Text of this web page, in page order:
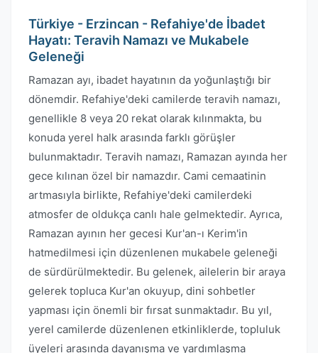
Türkiye - Erzincan - Refahiye'de İbadet
Hayatı: Teravih Namazı ve Mukabele
Geleneği
Ramazan ayı, ibadet hayatının da yoğunlaştığı bir
dönemdir. Refahiye'deki camilerde teravih namazı,
genellikle 8 veya 20 rekat olarak kılınmakta, bu
konuda yerel halk arasında farklı görüşler
bulunmaktadır. Teravih namazı, Ramazan ayında her
gece kılınan özel bir namazdır. Cami cemaatinin
artmasıyla birlikte, Refahiye'deki camilerdeki
atmosfer de oldukça canlı hale gelmektedir. Ayrıca,
Ramazan ayının her gecesi Kur'an-ı Kerim'in
hatmedilmesi için düzenlenen mukabele geleneği
de sürdürülmektedir. Bu gelenek, ailelerin bir araya
gelerek topluca Kur'an okuyup, dini sohbetler
yapması için önemli bir fırsat sunmaktadır. Bu yıl,
yerel camilerde düzenlenen etkinliklerde, topluluk
üyeleri arasında dayanışma ve yardımlaşma